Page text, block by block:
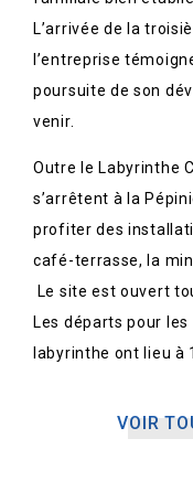
L’arrivée de la
l’entreprise
poursuite de son
venir.
Outre le Labyrinthe
s’arrêtent à la
profiter des
café-terrasse, la
Le site est ouvert
Les départs pour
labyrinthe ont lieu à
VOIR